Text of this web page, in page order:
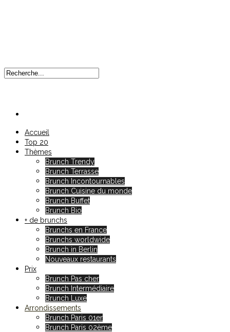
Accueil
Top 20
Thèmes
Brunch Trendy
Brunch Terrasse
Brunch Incontournables
Brunch Cuisine du monde
Brunch Buffet
Brunch Bio
+ de brunchs
Brunchs en France
Brunchs worldwide
Brunch in Berlin
Nouveaux restaurants
Prix
Brunch Pas cher
Brunch Intermédiaire
Brunch Luxe
Arrondissements
Brunch Paris 01er
Brunch Paris 02ème